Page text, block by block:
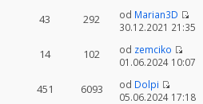
43 292 od Marian3D
30.12.2021 21:35
14 102 od zemciko
01.06.2024 10:07
451 6093 od Dolpi
05.06.2024 17:18